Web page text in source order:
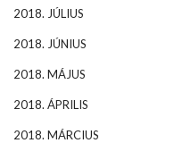
2018. JÚLIUS
2018. JÚNIUS
2018. MÁJUS
2018. ÁPRILIS
2018. MÁRCIUS